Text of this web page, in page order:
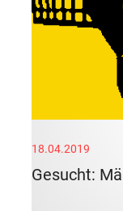
18.04.2019
Gesucht: